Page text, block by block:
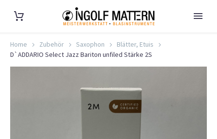
Home Zubehör Saxophon
Blätter, Etuis
D`ADDARIO Select Jazz Bariton unfiled Stärke 2S